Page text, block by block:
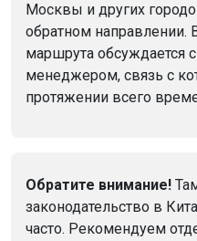
Москвы и других
обратном направлении.
маршрута обсуждается
менеджером, связь с
протяжении всего
Обратите внимание!
законодательство в
часто. Рекомендуем